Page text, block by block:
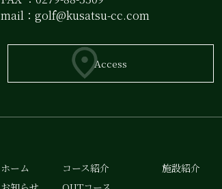
mail： golf@kusatsu-cc.com
Access
ホーム
コース紹介
施設紹介